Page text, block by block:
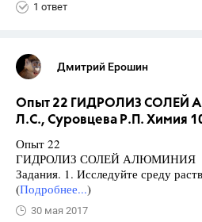
1 ответ
Дмитрий Ерошин
Опыт 22 ГИДРОЛИЗ СОЛЕЙ
Л.С., Суровцева Р.П. Химия
Опыт 22
ГИДРОЛИЗ СОЛЕЙ АЛЮМИНИЯ
Задания. 1. Исследуйте среду
(Подробнее...)
30 мая 2017